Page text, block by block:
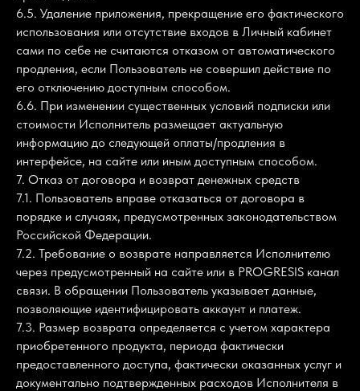
6.5. Удаление приложения, прекращение его фактического
использования или отсутствие входов в Личный кабинет
сами по себе не считаются отказом от автоматического
продления, если Пользователь не совершил действие по
его отключению доступным способом.
6.6. При изменении существенных условий подписки или
стоимости Исполнитель размещает актуальную
информацию до следующей оплаты/продления в
интерфейсе, на сайте или иным доступным способом.
7. Отказ от договора и возврат денежных средств
7.1. Пользователь вправе отказаться от договора в
порядке и случаях, предусмотренных законодательством
Российской Федерации.
7.2. Требование о возврате направляется Исполнителю
через предусмотренный на сайте или в PROGRESIS канал
связи. В обращении Пользователь указывает данные,
позволяющие идентифицировать аккаунт и платеж.
7.3. Размер возврата определяется с учетом характера
приобретенного продукта, периода фактически
предоставленного доступа, фактически оказанных услуг и
документально подтвержденных расходов Исполнителя в